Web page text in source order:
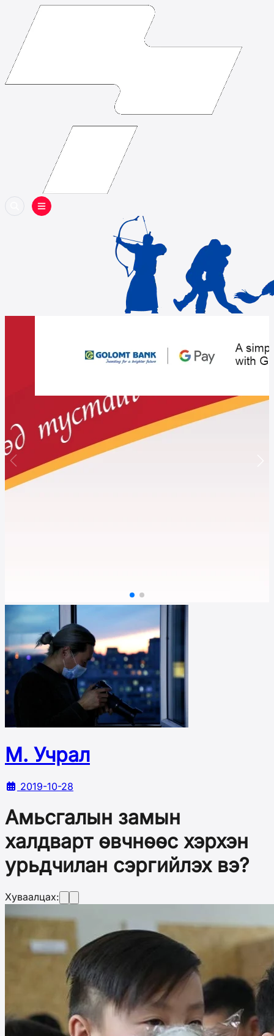
М. Учрал
2019-10-28
Амьсгалын замын
халдварт өвчнөөс хэрхэн
урьдчилан сэргийлэх вэ?
Хуваалцах: